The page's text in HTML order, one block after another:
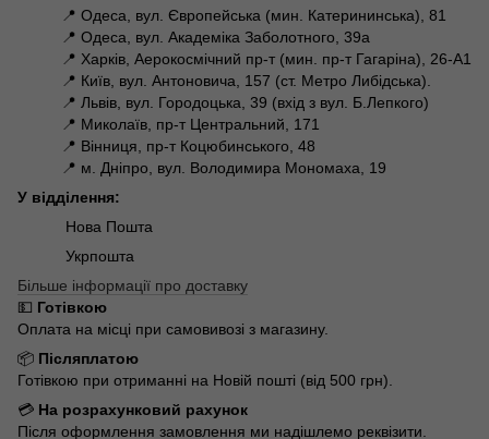
📍 Одеса, вул. Європейська (мин. Катерининська), 81
📍 Одеса, вул. Академіка Заболотного, 39а
📍 Харків, Аерокосмічний пр-т (мин. пр-т Гагаріна), 26-А1
📍 Київ, вул. Антоновича, 157 (ст. Метро Либідська).
📍 Львів, вул. Городоцька, 39 (вхід з вул. Б.Лепкого)
📍 Миколаїв, пр-т Центральний, 171
📍 Вінниця, пр-т Коцюбинського, 48
📍 м. Дніпро, вул. Володимира Мономаха, 19
У відділення:
Нова Пошта
Укрпошта
Більше інформації про доставку
💵 Готівкою
Оплата на місці при самовивозі з магазину.
📦 Післяплатою
Готівкою при отриманні на Новій пошті (від 500 грн).
💳 На розрахунковий рахунок
Після оформлення замовлення ми надішлемо реквізити.